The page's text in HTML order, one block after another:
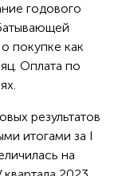
годового
покупке как
Оплата по
результатов
итогами за I
на